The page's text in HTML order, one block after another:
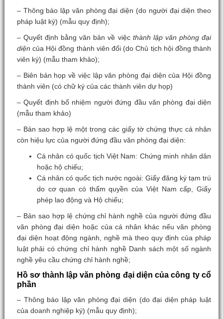
– Thông báo lập văn phòng đại diện (do người đại diện theo
pháp luật ký) (mẫu quy định);
– Quyết định bằng văn bản về việc thành lập văn phòng đại
diện của Hội đồng thành viên đối (do Chủ tịch hội đồng thành
viên ký) (mẫu tham khảo);
– Biên bản họp về việc lập văn phòng đại diện của Hội đồng
thành viên (có chữ ký của các thành viên dự họp)
– Quyết định bổ nhiệm người đứng đầu văn phòng đại diện
(mẫu tham khảo)
– Bản sao hợp lệ một trong các giấy tờ chứng thực cá nhân
còn hiệu lực của người đứng đầu văn phòng đại diện:
Cá nhân có quốc tịch Việt Nam: Chứng minh nhân dân
hoặc hộ chiếu;
Cá nhân có quốc tịch nước ngoài: Giấy đăng ký tạm trú
do cơ quan có thẩm quyền của Việt Nam cấp, Giấy
phép lao động và Hộ chiếu;
– Bản sao hợp lệ chứng chỉ hành nghề của người đứng đầu
văn phòng đại diện hoặc của cá nhân khác nếu văn phòng
đại diện hoạt động ngành, nghề mà theo quy định của pháp
luật phải có chứng chỉ hành nghề Danh sách một số ngành
nghề yêu cầu chứng chỉ hành nghề;
Hồ sơ thành lập văn phòng đại diện của công ty cổ
phần
– Thông báo lập văn phòng đại diện (do đại diện pháp luật
của doanh nghiệp ký) (mẫu quy định);